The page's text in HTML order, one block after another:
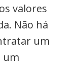
valores
Não há
um
um